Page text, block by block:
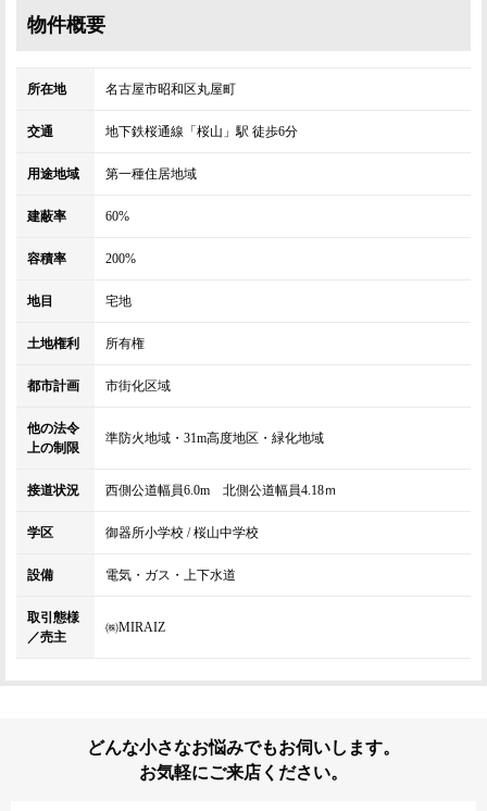
物件概要
所在地 名古屋市昭和区丸屋町
交通 地下鉄桜通線「桜山」駅 徒歩6分
用途地域 第一種住居地域
建蔽率 60%
容積率 200%
地目 宅地
土地権利 所有権
都市計画 市街化区域
他の法令
上の制限
準防火地域・31m高度地区・緑化地域
接道状況 西側公道幅員6.0m 北側公道幅員4.18ｍ
学区 御器所小学校 / 桜山中学校
設備 電気・ガス・上下水道
取引態様
／売主
㈱MIRAIZ
どんな小さなお悩みでもお伺いします。
お気軽にご来店ください。